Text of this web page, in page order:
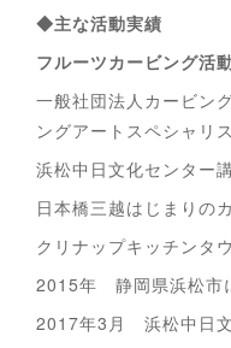
◆主な活動実績
フルーツカービング活
一般社団法人カービン
ングアートスペシャリ
浜松中日文化センター
日本橋三越はじまりの
クリナップキッチンタ
2015年 静岡県浜松市
2017年3月 浜松中日